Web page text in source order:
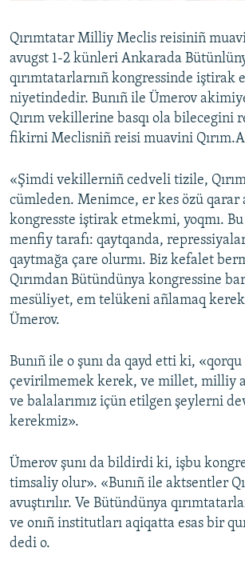
RFE/RS bütün saytları
Qırımtatar Milliy Meclis reisiniñ
avugst 1-2 künleri Ankarada
qırımtatarlarnıñ kongressinde iştirak
niyetindedir. Bunıñ ile Ümerov
Qırım vekillerine basqı ola bilecegini
fikirni Meclisniñ reisi muavini
«Şimdi vekillerniñ cedveli tizile,
cümleden. Menimce, er kes özü qarar
kongresste iştirak etmekmi, yoqmı.
menfiy tarafı: qaytqanda, repressiyalar
qaytmağa çare olurmı. Biz kefalet
Qırımdan Bütündünya kongressine
mesüliуet, em telükeni añlamaq
Ümerov.
Bunıñ ile o şunı da qayd etti ki, «qorqu
çevirilmemek kerek, ve millet, milliy
ve balalarımız içün etilgen şeylerni
kerekmiz».
Ümerov şunı da bildirdi ki, işbu
timsaliy olur». «Bunıñ ile aktsentler
avuştırılır. Ve Bütündünya
ve onıñ institutları aqiqatta esas bir
dedi o.